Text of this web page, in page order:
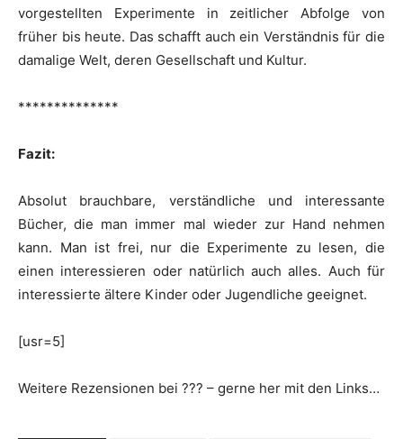
vorgestellten Experimente in zeitlicher Abfolge von
früher bis heute. Das schafft auch ein Verständnis für die
damalige Welt, deren Gesellschaft und Kultur.
**************
Fazit:
Absolut brauchbare, verständliche und interessante
Bücher, die man immer mal wieder zur Hand nehmen
kann. Man ist frei, nur die Experimente zu lesen, die
einen interessieren oder natürlich auch alles. Auch für
interessierte ältere Kinder oder Jugendliche geeignet.
[usr=5]
Weitere Rezensionen bei ??? – gerne her mit den Links…